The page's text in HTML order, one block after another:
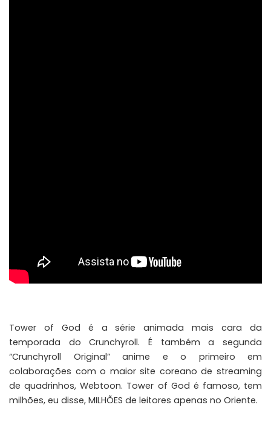
Tower of God é a série animada mais cara da
temporada do Crunchyroll. É também a segunda
“Crunchyroll Original” anime e o primeiro em
colaborações com o maior site coreano de streaming
de quadrinhos, Webtoon. Tower of God é famoso, tem
milhões, eu disse, MILHÕES de leitores apenas no Oriente.